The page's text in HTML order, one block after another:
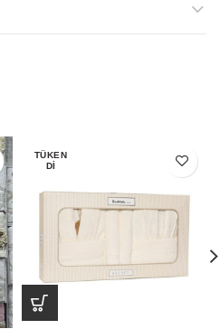
TÜKEN
DI